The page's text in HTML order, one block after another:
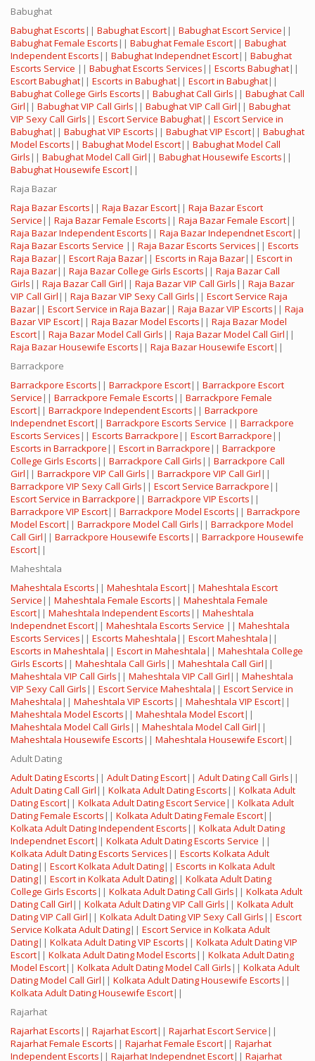
Babughat
Babughat Escorts || Babughat Escort|| Babughat Escort Service ||
Babughat Female Escorts || Babughat Female Escort|| Babughat
Independent Escorts || Babughat Independnet Escort|| Babughat
Escorts Service || Babughat Escorts Services || Escorts Babughat||
Escort Babughat|| Escorts in Babughat|| Escort in Babughat||
Babughat College Girls Escorts || Babughat Call Girls || Babughat Call
Girl || Babughat VIP Call Girls || Babughat VIP Call Girl || Babughat
VIP Sexy Call Girls || Escort Service Babughat|| Escort Service in
Babughat|| Babughat VIP Escorts || Babughat VIP Escort|| Babughat
Model Escorts || Babughat Model Escort|| Babughat Model Call
Girls || Babughat Model Call Girl || Babughat Housewife Escorts ||
Babughat Housewife Escort||
Raja Bazar
Raja Bazar Escorts || Raja Bazar Escort|| Raja Bazar Escort
Service || Raja Bazar Female Escorts || Raja Bazar Female Escort||
Raja Bazar Independent Escorts || Raja Bazar Independnet Escort||
Raja Bazar Escorts Service || Raja Bazar Escorts Services || Escorts
Raja Bazar|| Escort Raja Bazar|| Escorts in Raja Bazar|| Escort in
Raja Bazar|| Raja Bazar College Girls Escorts || Raja Bazar Call
Girls || Raja Bazar Call Girl || Raja Bazar VIP Call Girls || Raja Bazar
VIP Call Girl || Raja Bazar VIP Sexy Call Girls || Escort Service Raja
Bazar|| Escort Service in Raja Bazar|| Raja Bazar VIP Escorts || Raja
Bazar VIP Escort|| Raja Bazar Model Escorts || Raja Bazar Model
Escort|| Raja Bazar Model Call Girls || Raja Bazar Model Call Girl ||
Raja Bazar Housewife Escorts || Raja Bazar Housewife Escort||
Barrackpore
Barrackpore Escorts || Barrackpore Escort|| Barrackpore Escort
Service || Barrackpore Female Escorts || Barrackpore Female
Escort|| Barrackpore Independent Escorts || Barrackpore
Independnet Escort|| Barrackpore Escorts Service || Barrackpore
Escorts Services || Escorts Barrackpore || Escort Barrackpore ||
Escorts in Barrackpore || Escort in Barrackpore || Barrackpore
College Girls Escorts || Barrackpore Call Girls || Barrackpore Call
Girl || Barrackpore VIP Call Girls || Barrackpore VIP Call Girl ||
Barrackpore VIP Sexy Call Girls || Escort Service Barrackpore ||
Escort Service in Barrackpore || Barrackpore VIP Escorts ||
Barrackpore VIP Escort|| Barrackpore Model Escorts || Barrackpore
Model Escort|| Barrackpore Model Call Girls || Barrackpore Model
Call Girl || Barrackpore Housewife Escorts || Barrackpore Housewife
Escort||
Maheshtala
Maheshtala Escorts || Maheshtala Escort|| Maheshtala Escort
Service || Maheshtala Female Escorts || Maheshtala Female
Escort|| Maheshtala Independent Escorts || Maheshtala
Independnet Escort|| Maheshtala Escorts Service || Maheshtala
Escorts Services || Escorts Maheshtala || Escort Maheshtala ||
Escorts in Maheshtala || Escort in Maheshtala || Maheshtala College
Girls Escorts || Maheshtala Call Girls || Maheshtala Call Girl ||
Maheshtala VIP Call Girls || Maheshtala VIP Call Girl || Maheshtala
VIP Sexy Call Girls || Escort Service Maheshtala || Escort Service in
Maheshtala || Maheshtala VIP Escorts || Maheshtala VIP Escort||
Maheshtala Model Escorts || Maheshtala Model Escort||
Maheshtala Model Call Girls || Maheshtala Model Call Girl ||
Maheshtala Housewife Escorts || Maheshtala Housewife Escort||
Adult Dating
Adult Dating Escorts || Adult Dating Escort|| Adult Dating Call Girls ||
Adult Dating Call Girl || Kolkata Adult Dating Escorts || Kolkata Adult
Dating Escort|| Kolkata Adult Dating Escort Service || Kolkata Adult
Dating Female Escorts || Kolkata Adult Dating Female Escort||
Kolkata Adult Dating Independent Escorts || Kolkata Adult Dating
Independnet Escort|| Kolkata Adult Dating Escorts Service ||
Kolkata Adult Dating Escorts Services || Escorts Kolkata Adult
Dating|| Escort Kolkata Adult Dating|| Escorts in Kolkata Adult
Dating|| Escort in Kolkata Adult Dating|| Kolkata Adult Dating
College Girls Escorts || Kolkata Adult Dating Call Girls || Kolkata Adult
Dating Call Girl || Kolkata Adult Dating VIP Call Girls || Kolkata Adult
Dating VIP Call Girl || Kolkata Adult Dating VIP Sexy Call Girls || Escort
Service Kolkata Adult Dating|| Escort Service in Kolkata Adult
Dating|| Kolkata Adult Dating VIP Escorts || Kolkata Adult Dating VIP
Escort|| Kolkata Adult Dating Model Escorts || Kolkata Adult Dating
Model Escort|| Kolkata Adult Dating Model Call Girls || Kolkata Adult
Dating Model Call Girl || Kolkata Adult Dating Housewife Escorts ||
Kolkata Adult Dating Housewife Escort||
Rajarhat
Rajarhat Escorts || Rajarhat Escort|| Rajarhat Escort Service ||
Rajarhat Female Escorts || Rajarhat Female Escort|| Rajarhat
Independent Escorts || Rajarhat Independnet Escort|| Rajarhat